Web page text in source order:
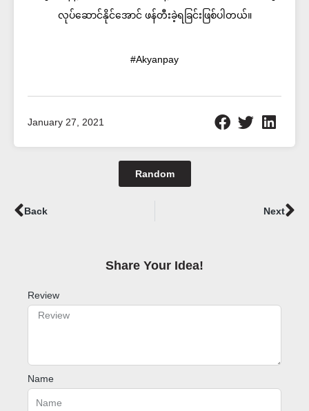
လုပ်ဆောင်နိုင်အောင် ဖန်တီးခဲ့ရခြင်းဖြစ်ပါတယ်။
#Akyanpay
January 27, 2021
Random
Prev
Back Next
Share Your Idea!​
Review
Name